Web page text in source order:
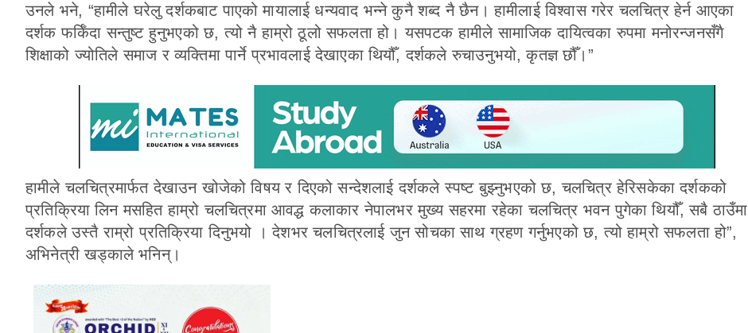
उनले भने, “हामीले घरेलु दर्शकबाट पाएको मायालाई धन्यवाद भन्ने कुनै शब्द नै छैन। हामीलाई विश्वास गरेर चलचित्र हेर्न आएका
दर्शक फर्किँदा सन्तुष्ट हुनुभएको छ, त्यो नै हाम्रो ठूलो सफलता हो। यसपटक हामीले सामाजिक दायित्वका रुपमा मनोरन्जनसँगै
शिक्षाको ज्योतिले समाज र व्यक्तिमा पार्ने प्रभावलाई देखाएका थियौँ, दर्शकले रुचाउनुभयो, कृतज्ञ छौँ।”
हामीले चलचित्रमार्फत देखाउन खोजेको विषय र दिएको सन्देशलाई दर्शकले स्पष्ट बुझ्नुभएको छ, चलचित्र हेरिसकेका दर्शकको
प्रतिक्रिया लिन मसहित हाम्रो चलचित्रमा आवद्ध कलाकार नेपालभर मुख्य सहरमा रहेका चलचित्र भवन पुगेका थियौँ, सबै ठाउँमा
दर्शकले उस्तै राम्रो प्रतिक्रिया दिनुभयो । देशभर चलचित्रलाई जुन सोचका साथ ग्रहण गर्नुभएको छ, त्यो हाम्रो सफलता हो”,
अभिनेत्री खड्काले भनिन्।